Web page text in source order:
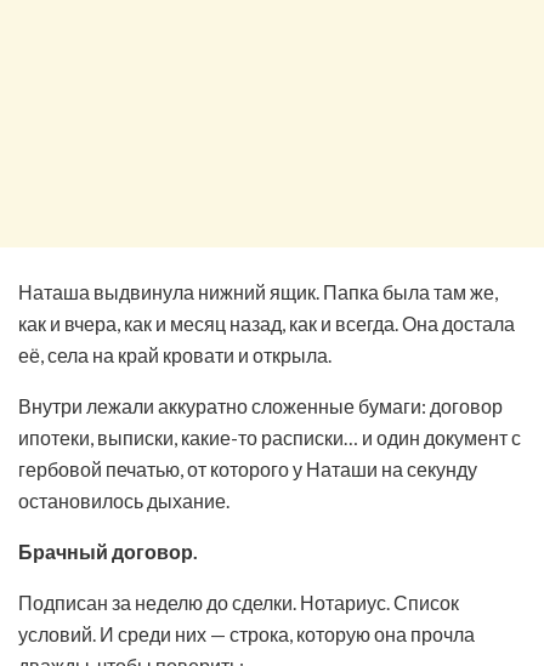
Наташа выдвинула нижний ящик. Папка была там же,
как и вчера, как и месяц назад, как и всегда. Она достала
её, села на край кровати и открыла.
Внутри лежали аккуратно сложенные бумаги: договор
ипотеки, выписки, какие-то расписки… и один документ с
гербовой печатью, от которого у Наташи на секунду
остановилось дыхание.
Брачный договор.
Подписан за неделю до сделки. Нотариус. Список
условий. И среди них — строка, которую она прочла